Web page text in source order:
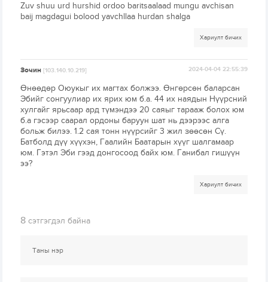
Zuv shuu urd hurshid ordoo baritsaalaad mungu avchisan
baij magdagui bolood yavchllaa hurdan shalga
Хариулт бичих
Зочин[103.140.10.219] 2024-04-04 22:55:39
Өнөөдөр Оюукыг их магтах болжээ. Өнгөрсөн баларсан
Эбийг сонгуулиар их ярих юм б.а. 44 их наядын Нүүрсний
хулгайг ярьсаар ард түмэндээ 20 саяыг тарааж болох юм
б.а гэсээр саарал ордоны баруун шат нь дээрээс алга
больж билээ. 1.2 сая тонн нүүрсийг 3 жил зөөсөн Сү.
Батболд дүү хүүхэн, Гаалийн Баатарын хүүг шалгамаар
юм. Гэтэл Эби гээд донгосоод байх юм. Ганибал гишүүн
ээ?
Хариулт бичих
8 сэтгэгдэл байна